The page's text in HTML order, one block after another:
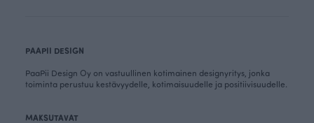
PAAPII DESIGN
PaaPii Design Oy on vastuullinen kotimainen designyritys, jonka
toiminta perustuu kestävyydelle, kotimaisuudelle ja positiivisuudelle.
MAKSUTAVAT